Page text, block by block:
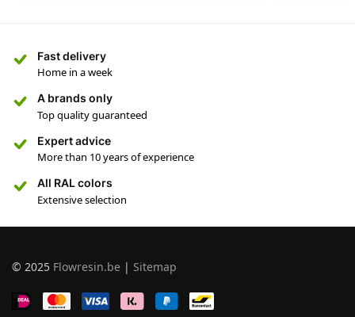
Fast delivery
Home in a week
A brands only
Top quality guaranteed
Expert advice
More than 10 years of experience
All RAL colors
Extensive selection
© 2025 Flowresin.be | Sitemap